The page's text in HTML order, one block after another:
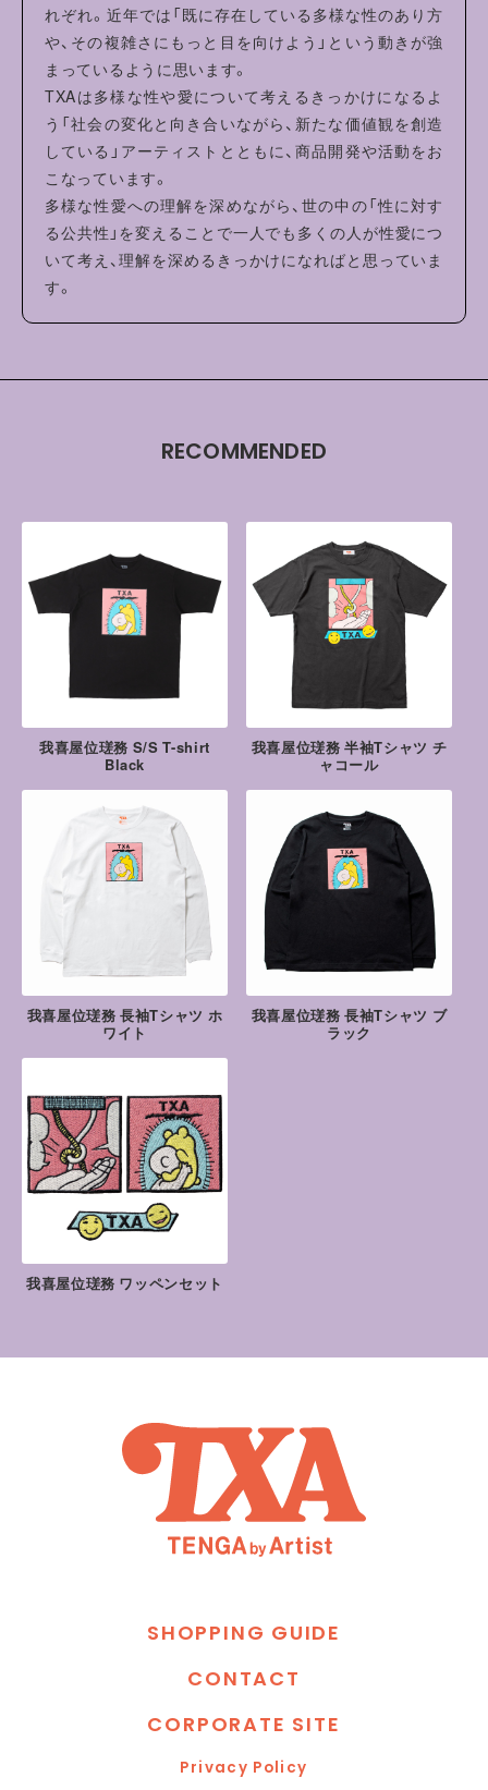
れぞれ。近年では「既に存在している多様な性のあり方
や、その複雑さにもっと目を向けよう」という動きが強
まっているように思います。
TXAは多様な性や愛について考えるきっかけになるよ
う「社会の変化と向き合いながら、新たな価値観を創造
している」アーティストとともに、商品開発や活動をお
こなっています。
多様な性愛への理解を深めながら、世の中の「性に対す
る公共性」を変えることで一人でも多くの人が性愛につ
いて考え、理解を深めるきっかけになればと思っていま
す。
RECOMMENDED
我喜屋位瑳務 S/S T-shirt
Black
我喜屋位瑳務 半袖Tシャツ チ
ャコール
我喜屋位瑳務 長袖Tシャツ ホ
ワイト
我喜屋位瑳務 長袖Tシャツ ブ
ラック
我喜屋位瑳務 ワッペンセット
SHOPPING GUIDE
CONTACT
CORPORATE SITE
Privacy Poli cy